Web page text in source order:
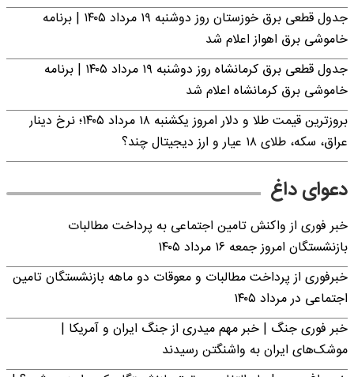
جدول قطعی برق خوزستان روز دوشنبه ۱۹ مرداد ۱۴۰۵ | برنامه
خاموشی برق اهواز اعلام شد
جدول قطعی برق کرمانشاه روز دوشنبه ۱۹ مرداد ۱۴۰۵ | برنامه
خاموشی برق کرمانشاه اعلام شد
بروزترین قیمت طلا و دلار امروز یکشنبه ۱۸ مرداد ۱۴۰۵؛ نرخ دینار
عراق، سکه، طلای ۱۸ عیار و ارز دیجیتال چند؟
دعوای داغ
خبر فوری از واکنش تامین اجتماعی به پرداخت مطالبات
بازنشستگان امروز جمعه ۱۶ مرداد ۱۴۰۵
خبرفوری از پرداخت مطالبات و معوقات دو ماهه بازنشستگان تامین
اجتماعی در مرداد ۱۴۰۵
خبر فوری جنگ | خبر مهم میدری از جنگ ایران و آمریکا |
موشک‌های ایران به واشنگتن رسیدند